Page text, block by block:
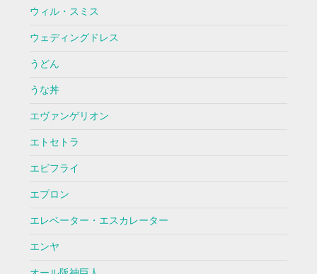
ウィル・スミス
ウェディングドレス
うどん
うな丼
エヴァンゲリオン
エトセトラ
エビフライ
エプロン
エレベーター・エスカレーター
エンヤ